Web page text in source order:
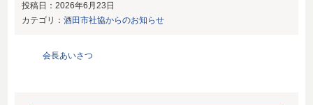
投稿日：2026年6月23日
カテゴリ：酒田市社協からのお知らせ
会長あいさつ